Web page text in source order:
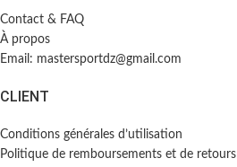
Contact & FAQ
À propos
Email: mastersportdz@gmail.com
CLIENT
Conditions générales d’utilisation
Politique de remboursements et de retours